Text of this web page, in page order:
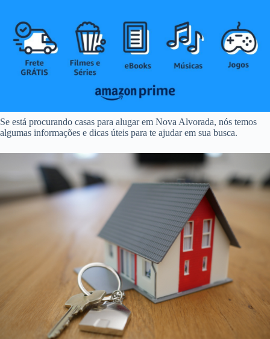
Se está procurando casas para alugar em Nova Alvorada, nós temos
algumas informações e dicas úteis para te ajudar em sua busca.